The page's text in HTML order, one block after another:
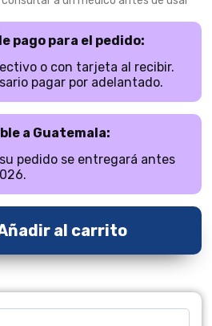
pago para el pedido:
o con tarjeta al recibir.
pagar por adelantado.
a Guatemala:
pedido se entregará antes
al carrito